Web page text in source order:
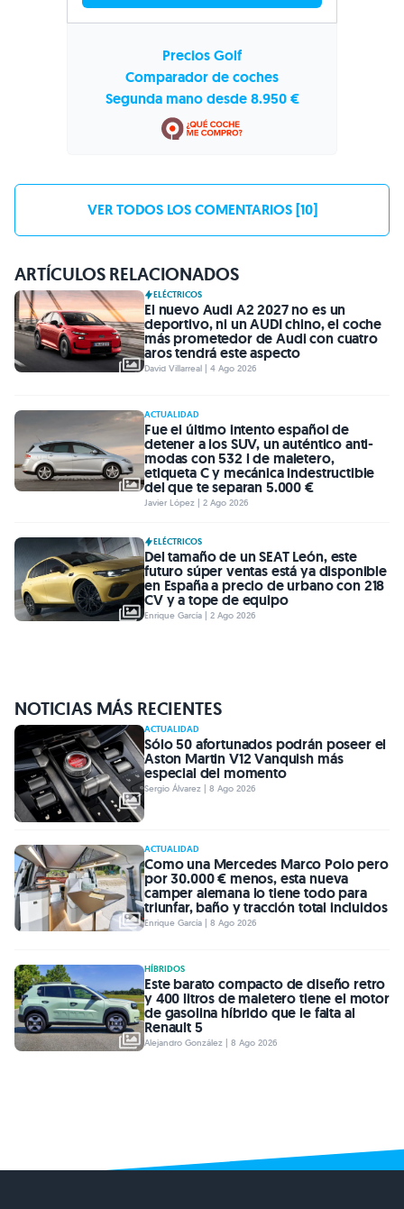
Precios Golf
Comparador de coches
Segunda mano desde 8.950 €
VER TODOS LOS COMENTARIOS [10]
ARTÍCULOS RELACIONADOS
ELÉCTRICOS
El nuevo Audi A2 2027 no es un
deportivo, ni un AUDI chino, el coche
más prometedor de Audi con cuatro
aros tendrá este aspecto
David Villarreal | 4 Ago 2026
ACTUALIDAD
Fue el último intento español de
detener a los SUV, un auténtico anti-
modas con 532 l de maletero,
etiqueta C y mecánica indestructible
del que te separan 5.000 €
Javier López | 2 Ago 2026
ELÉCTRICOS
Del tamaño de un SEAT León, este
futuro súper ventas está ya disponible
en España a precio de urbano con 218
CV y a tope de equipo
Enrique García | 2 Ago 2026
NOTICIAS MÁS RECIENTES
ACTUALIDAD
Sólo 50 afortunados podrán poseer el
Aston Martin V12 Vanquish más
especial del momento
Sergio Álvarez | 8 Ago 2026
ACTUALIDAD
Como una Mercedes Marco Polo pero
por 30.000 € menos, esta nueva
camper alemana lo tiene todo para
triunfar, baño y tracción total incluidos
Enrique García | 8 Ago 2026
HÍBRIDOS
Este barato compacto de diseño retro
y 400 litros de maletero tiene el motor
de gasolina híbrido que le falta al
Renault 5
Alejandro González | 8 Ago 2026